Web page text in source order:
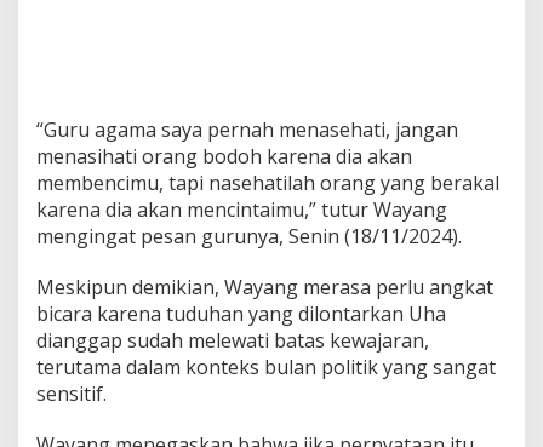
“Guru agama saya pernah menasehati, jangan
menasihati orang bodoh karena dia akan
membencimu, tapi nasehatilah orang yang berakal
karena dia akan mencintaimu,” tutur Wayang
mengingat pesan gurunya, Senin (18/11/2024).
Meskipun demikian, Wayang merasa perlu angkat
bicara karena tuduhan yang dilontarkan Uha
dianggap sudah melewati batas kewajaran,
terutama dalam konteks bulan politik yang sangat
sensitif.